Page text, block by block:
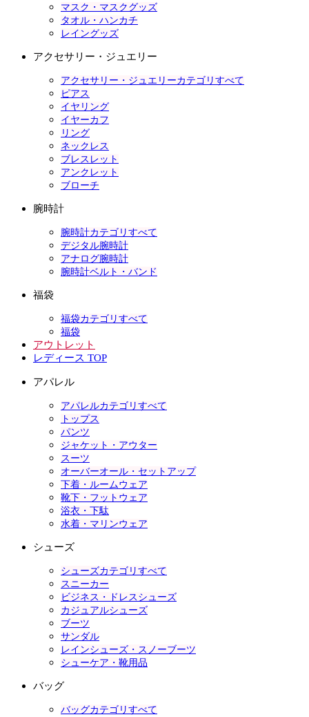
マスク・マスクグッズ
タオル・ハンカチ
レイングッズ
アクセサリー・ジュエリー
アクセサリー・ジュエリーカテゴリすべて
ピアス
イヤリング
イヤーカフ
リング
ネックレス
ブレスレット
アンクレット
ブローチ
腕時計
腕時計カテゴリすべて
デジタル腕時計
アナログ腕時計
腕時計ベルト・バンド
福袋
福袋カテゴリすべて
福袋
アウトレット
レディース TOP
アパレル
アパレルカテゴリすべて
トップス
パンツ
ジャケット・アウター
スーツ
オーバーオール・セットアップ
下着・ルームウェア
靴下・フットウェア
浴衣・下駄
水着・マリンウェア
シューズ
シューズカテゴリすべて
スニーカー
ビジネス・ドレスシューズ
カジュアルシューズ
ブーツ
サンダル
レインシューズ・スノーブーツ
シューケア・靴用品
バッグ
バッグカテゴリすべて